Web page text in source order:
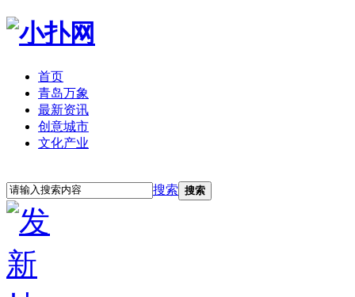
首页
青岛万象
最新资讯
创意城市
文化产业
搜索 搜索